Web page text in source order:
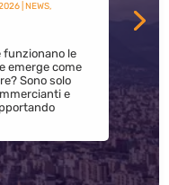
| NEWS,
funzionano le
emerge come
Sono solo
e